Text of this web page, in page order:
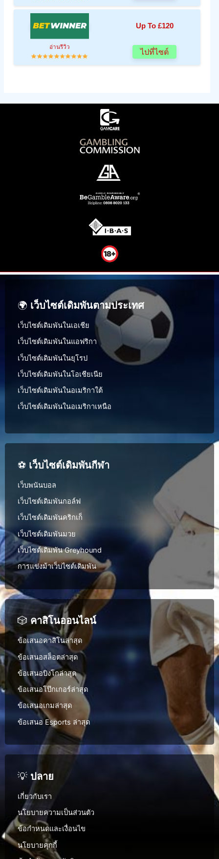
Up To £120
อ่านรีวิว
ไปที่ไซต์
🌍 เว็บไซต์เดิมพันตามประเทศ
เว็บไซต์เดิมพันในเอเชีย
เว็บไซต์เดิมพันในแอฟริกา
เว็บไซต์เดิมพันในยุโรป
เว็บไซต์เดิมพันในโอเชียเนีย
เว็บไซต์เดิมพันในอเมริกาใต้
เว็บไซต์เดิมพันในอเมริกาเหนือ
⚽ เว็บไซต์เดิมพันกีฬา
เว็บพนันบอล
เว็บไซต์เดิมพันกอล์ฟ
เว็บไซต์เดิมพันคริกเก็
เว็บไซต์เดิมพันมวย
เว็บไซต์เดิมพัน Greyhound
การแข่งม้าเว็บไซต์เดิมพัน
🎲คาสิโนออนไลน์
ข้อเสนอคาสิโนล่าสุด
ข้อเสนอสล็อตล่าสุด
ข้อเสนอบิงโกล่าสุด
ข้อเสนอโป๊กเกอร์ล่าสุด
ข้อเสนอเกมล่าสุด
ข้อเสนอ Esports ล่าสุด
💡 ปลาย
เกี่ยวกับเรา
นโยบายความเป็นส่วนตัว
ข้อกำหนดและเงื่อนไข
นโยบายคุกกี้